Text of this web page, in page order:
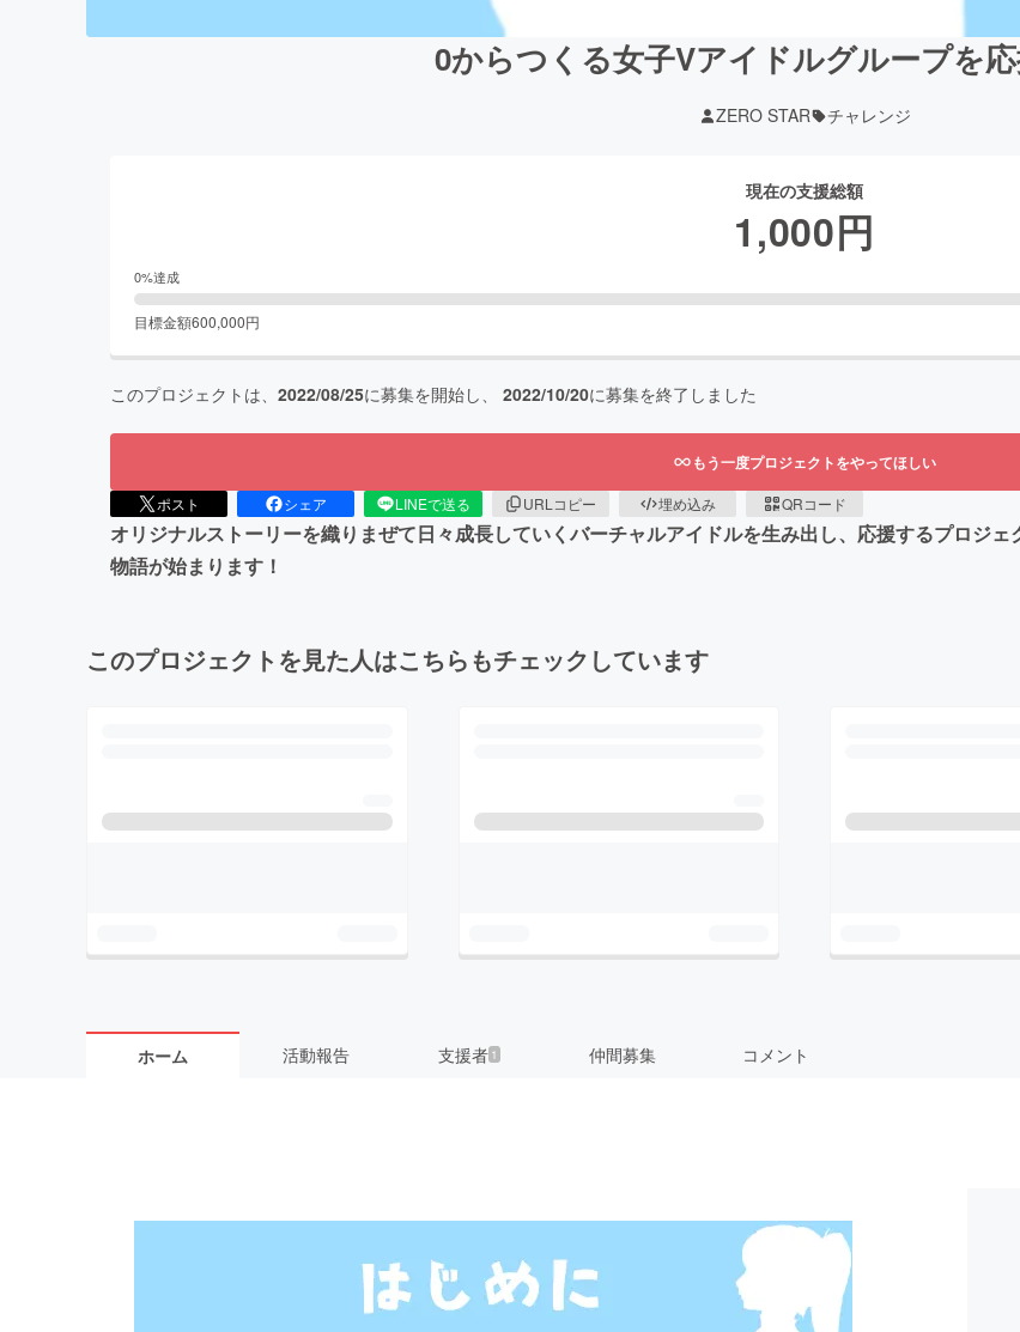
0からつくる女子Vアイドルグループを応
ZERO STAR チャレンジ
現在の支援総額
1,000円
0%達成
目標金額600,000円
このプロジェクトは、 2022/08/25に募集を開始し、 2022/10/20に募集を終了しました
もう一度プロジェクトをやってほしい
ポスト シェア LINEで送る URLコピー 埋め込み QRコード
オリジナルストーリーを織りまぜて日々成長していくバーチャルアイドルを生み出し、応援するプロジ
物語が始まります！
このプロジェクトを見た人はこちらもチェックしています
ホーム 活動報告 支援者 1 仲間募集 コメント